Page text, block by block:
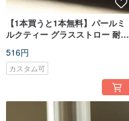
【1本買うと1本無料】パールミ
ルクティー グラスストロー 耐熱
ト 新年 ギフト
516円
カスタム可